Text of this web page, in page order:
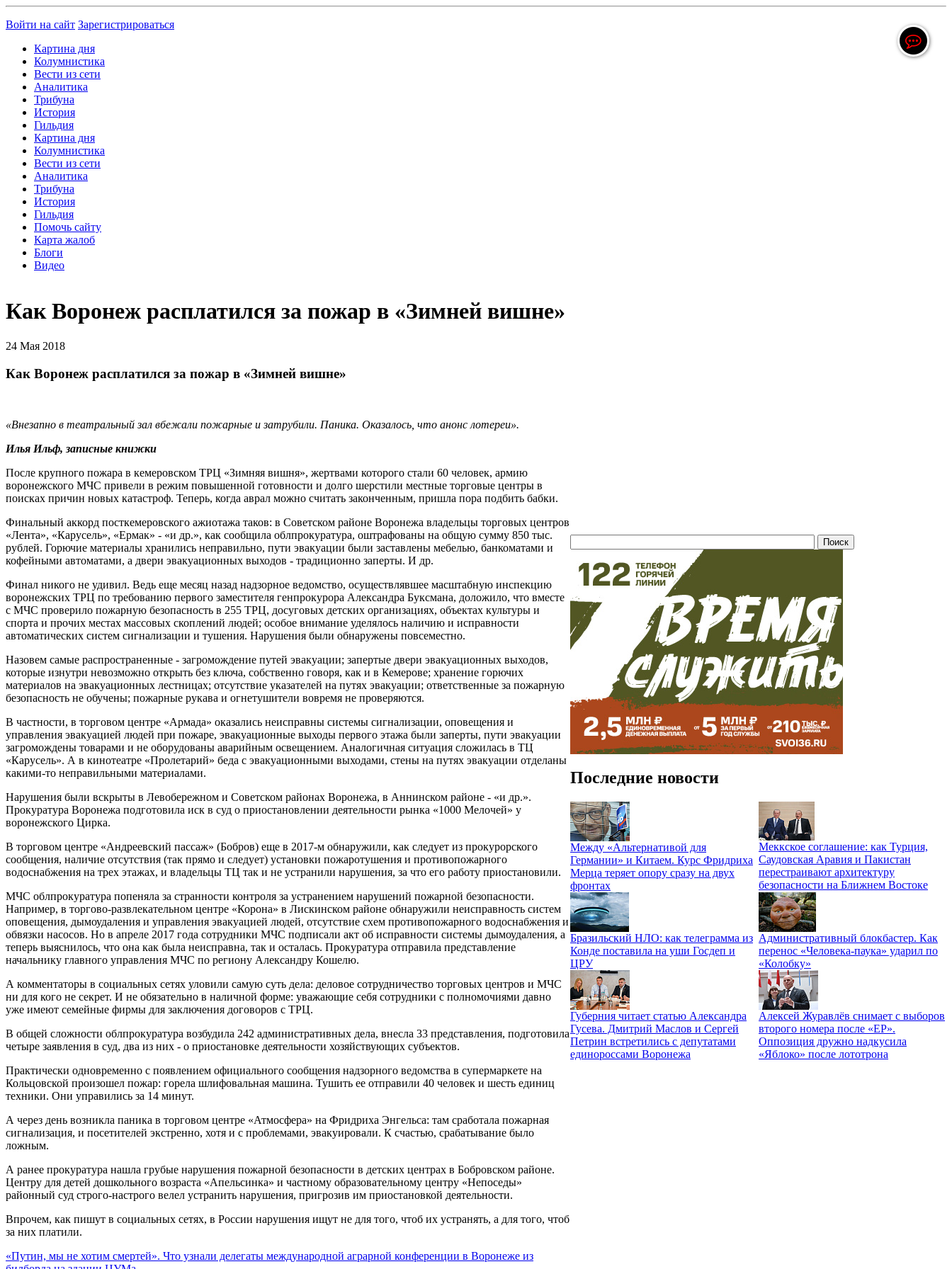
Войти на сайт Зарегистрироваться
Картина дня
Колумнистика
Вести из сети
Аналитика
Трибуна
История
Гильдия
Картина дня
Колумнистика
Вести из сети
Аналитика
Трибуна
История
Гильдия
Помочь сайту
Карта жалоб
Блоги
Видео
Как Воронеж расплатился за пожар в «Зимней вишне»
24 Мая 2018
Как Воронеж расплатился за пожар в «Зимней вишне»
«Внезапно в театральный зал вбежали пожарные и затрубили. Паника. Оказалось, что анонс лотереи».
Илья Ильф, записные книжки
После крупного пожара в кемеровском ТРЦ «Зимняя вишня», жертвами которого стали 60 человек, армию
воронежского МЧС привели в режим повышенной готовности и долго шерстили местные торговые центры в
поисках причин новых катастроф. Теперь, когда аврал можно считать законченным, пришла пора подбить бабки.
Финальный аккорд посткемеровского ажиотажа таков: в Советском районе Воронежа владельцы торговых центров
«Лента», «Карусель», «Ермак» - «и др.», как сообщила облпрокуратура, оштрафованы на общую сумму 850 тыс.
рублей. Горючие материалы хранились неправильно, пути эвакуации были заставлены мебелью, банкоматами и
кофейными автоматами, а двери эвакуационных выходов - традиционно заперты. И др.
Финал никого не удивил. Ведь еще месяц назад надзорное ведомство, осуществлявшее масштабную инспекцию
воронежских ТРЦ по требованию первого заместителя генпрокурора Александра Буксмана, доложило, что вместе
с МЧС проверило пожарную безопасность в 255 ТРЦ, досуговых детских организациях, объектах культуры и
спорта и прочих местах массовых скоплений людей; особое внимание уделялось наличию и исправности
автоматических систем сигнализации и тушения. Нарушения были обнаружены повсеместно.
Назовем самые распространенные - загромождение путей эвакуации; запертые двери эвакуационных выходов,
которые изнутри невозможно открыть без ключа, собственно говоря, как и в Кемерове; хранение горючих
материалов на эвакуационных лестницах; отсутствие указателей на путях эвакуации; ответственные за пожарную
безопасность не обучены; пожарные рукава и огнетушители вовремя не проверяются.
В частности, в торговом центре «Армада» оказались неисправны системы сигнализации, оповещения и
управления эвакуацией людей при пожаре, эвакуационные выходы первого этажа были заперты, пути эвакуации
загромождены товарами и не оборудованы аварийным освещением. Аналогичная ситуация сложилась в ТЦ
«Карусель». А в кинотеатре «Пролетарий» беда с эвакуационными выходами, стены на путях эвакуации отделаны
какими-то неправильными материалами.
Нарушения были вскрыты в Левобережном и Советском районах Воронежа, в Аннинском районе - «и др.».
Прокуратура Воронежа подготовила иск в суд о приостановлении деятельности рынка «1000 Мелочей» у
воронежского Цирка.
В торговом центре «Андреевский пассаж» (Бобров) еще в 2017-м обнаружили, как следует из прокурорского
сообщения, наличие отсутствия (так прямо и следует) установки пожаротушения и противопожарного
водоснабжения на трех этажах, и владельцы ТЦ так и не устранили нарушения, за что его работу приостановили.
МЧС облпрокуратура попеняла за странности контроля за устранением нарушений пожарной безопасности.
Например, в торгово-развлекательном центре «Корона» в Лискинском районе обнаружили неисправность систем
оповещения, дымоудаления и управления эвакуацией людей, отсутствие схем противопожарного водоснабжения и
обвязки насосов. Но в апреле 2017 года сотрудники МЧС подписали акт об исправности системы дымоудаления, а
теперь выяснилось, что она как была неисправна, так и осталась. Прокуратура отправила представление
начальнику главного управления МЧС по региону Александру Кошелю.
А комментаторы в социальных сетях уловили самую суть дела: деловое сотрудничество торговых центров и МЧС
ни для кого не секрет. И не обязательно в наличной форме: уважающие себя сотрудники с полномочиями давно
уже имеют семейные фирмы для заключения договоров с ТРЦ.
В общей сложности облпрокуратура возбудила 242 административных дела, внесла 33 представления, подготовила
четыре заявления в суд, два из них - о приостановке деятельности хозяйствующих субъектов.
Практически одновременно с появлением официального сообщения надзорного ведомства в супермаркете на
Кольцовской произошел пожар: горела шлифовальная машина. Тушить ее отправили 40 человек и шесть единиц
техники. Они управились за 14 минут.
А через день возникла паника в торговом центре «Атмосфера» на Фридриха Энгельса: там сработала пожарная
сигнализация, и посетителей экстренно, хотя и с проблемами, эвакуировали. К счастью, срабатывание было
ложным.
А ранее прокуратура нашла грубые нарушения пожарной безопасности в детских центрах в Бобровском районе.
Центру для детей дошкольного возраста «Апельсинка» и частному образовательному центру «Непоседы»
районный суд строго-настрого велел устранить нарушения, пригрозив им приостановкой деятельности.
Впрочем, как пишут в социальных сетях, в России нарушения ищут не для того, чтоб их устранять, а для того, чтоб
за них платили.
«Путин, мы не хотим смертей». Что узнали делегаты международной аграрной конференции в Воронеже из
Последние новости
Между «Альтернативой для
Германии» и Китаем. Курс Фридриха
Мерца теряет опору сразу на двух
фронтах
Меккское соглашение: как Турция,
Саудовская Аравия и Пакистан
перестраивают архитектуру
безопасности на Ближнем Востоке
Бразильский НЛО: как телеграмма из
Конде поставила на уши Госдеп и
ЦРУ
Административный блокбастер. Как
перенос «Человека-паука» ударил по
«Колобку»
Губерния читает статью Александра
Гусева. Дмитрий Маслов и Сергей
Петрин встретились с депутатами
единороссами Воронежа
Алексей Журавлёв снимает с выборов
второго номера после «ЕР».
Оппозиция дружно надкусила
«Яблоко» после лототрона